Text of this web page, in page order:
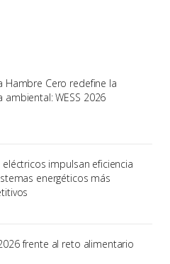
Hambre Cero redefine la
ambiental: WESS 2026
eléctricos impulsan eficiencia
energéticos más
frente al reto alimentario